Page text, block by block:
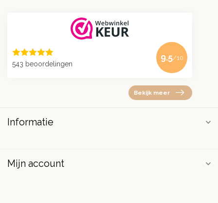
543 beoordelingen
9.5/10
Bekijk meer
Informatie
Mijn account